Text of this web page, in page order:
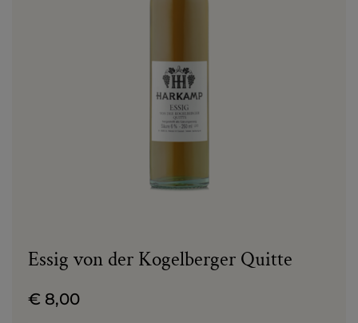
Essig von der Kogelberger Quitte
€ 8,00